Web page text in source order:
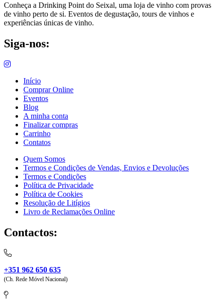
Conheça a Drinking Point do Seixal, uma loja de vinho com provas
de vinho perto de si. Eventos de degustação, tours de vinhos e
experiências únicas de vinho.
Siga-nos:
Início
Comprar Online
Eventos
Blog
A minha conta
Finalizar compras
Carrinho
Contatos
Quem Somos
Termos e Condições de Vendas, Envios e Devoluções
Termos e Condições
Política de Privacidade
Política de Cookies
Resolução de Litígios
Livro de Reclamações Online
Contactos:
+351 962 650 635
(Ch. Rede Móvel Nacional)